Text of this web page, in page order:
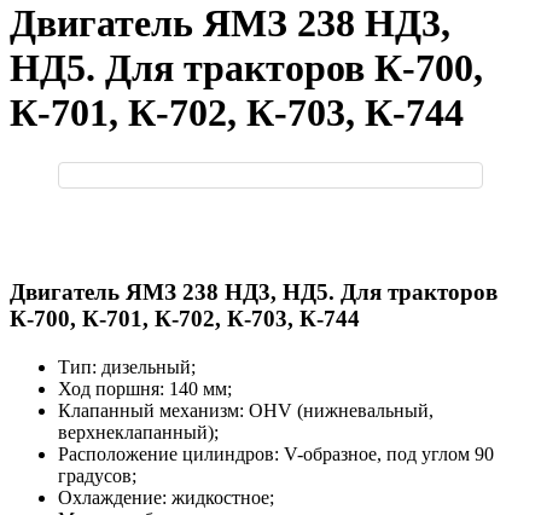
Двигатель ЯМЗ 238 НД3,
НД5. Для тракторов К-700,
К-701, К-702, К-703, К-744
Двигатель ЯМЗ 238 НД3, НД5. Для тракторов
К-700, К-701, К-702, К-703, К-744
Тип: дизельный;
Ход поршня: 140 мм;
Клапанный механизм: OHV (нижневальный,
верхнеклапанный);
Расположение цилиндров: V-образное, под углом 90
градусов;
Охлаждение: жидкостное;